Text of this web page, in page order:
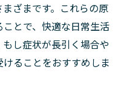
ざまです。これらの原
とで、快適な日常生活
し症状が長引く場合や
ることをおすすめしま